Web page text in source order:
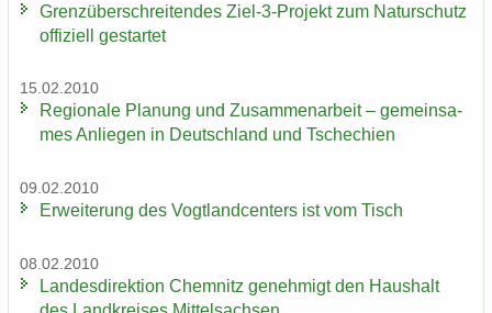
Grenz­über­schrei­ten­des Ziel-3-​Projekt zum Na­tur­schutz
of­fi­zi­ell ge­star­tet
15.02.2010
Re­gio­na­le Pla­nung und Zu­sam­men­ar­beit – ge­mein­sa­
mes An­lie­gen in Deutsch­land und Tsche­chi­en
09.02.2010
Er­wei­te­rung des Vogt­land­cen­ters ist vom Tisch
08.02.2010
Lan­des­di­rek­ti­on Chem­nitz ge­neh­migt den Haus­halt